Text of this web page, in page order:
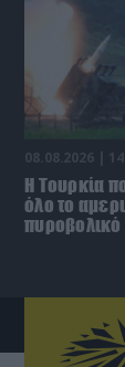
08.08.2026 |
Η Τουρκία
όλο το
πυροβολικό